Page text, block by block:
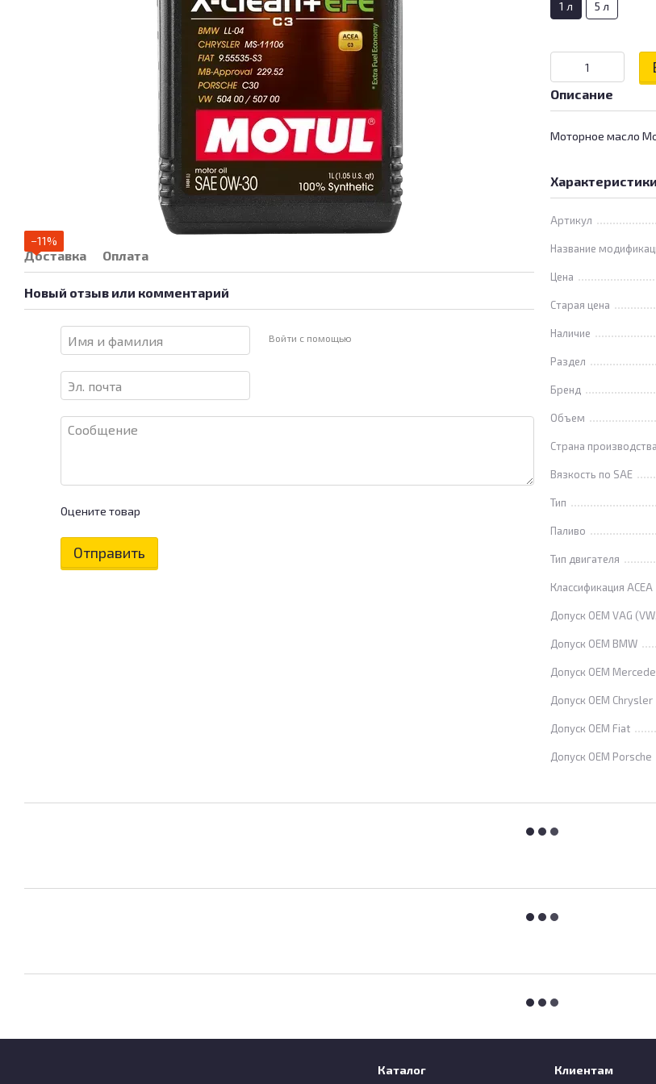
−11%
Доставка Оплата
Новый отзыв или комментарий
Войти с помощью
Оцените товар
Отправить
1 л 5 л
Описание
Моторное масло
Характеристики
Артикул
Название
Цена
Старая цена
Наличие
Раздел
Бренд
Объем
Страна производства
Вязкость по SAE
Тип
Паливо
Тип двигателя
Классификация ACEA
Допуск OEM VAG
Допуск OEM BMW
Допуск OEM
Допуск OEM Chrysler
Допуск OEM Fiat
Допуск OEM Porsche
Каталог Клиентам